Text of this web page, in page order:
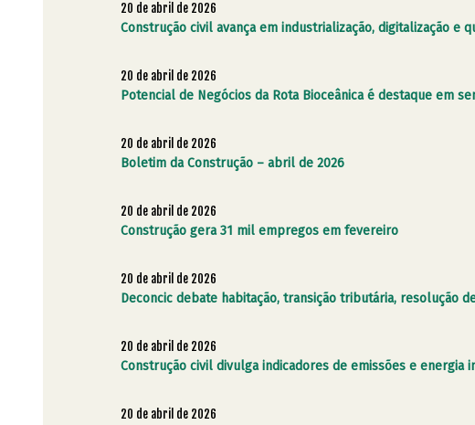
20 de abril de 2026
Construção civil avança em industrialização, digitalização e
20 de abril de 2026
Potencial de Negócios da Rota Bioceânica é destaque em
20 de abril de 2026
Boletim da Construção – abril de 2026
20 de abril de 2026
Construção gera 31 mil empregos em fevereiro
20 de abril de 2026
Deconcic debate habitação, transição tributária, resolução
20 de abril de 2026
Construção civil divulga indicadores de emissões e energia
20 de abril de 2026